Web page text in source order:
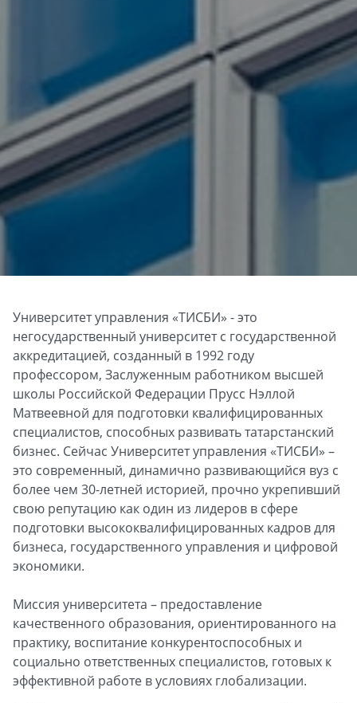
Университет управления «ТИСБИ» - это
негосударственный университет с государственной
аккредитацией, созданный в 1992 году
профессором, Заслуженным работником высшей
школы Российской Федерации Прусс Нэллой
Матвеевной для подготовки квалифицированных
специалистов, способных развивать татарстанский
бизнес. Сейчас Университет управления «ТИСБИ» –
это современный, динамично развивающийся вуз с
более чем 30-летней историей, прочно укрепивший
свою репутацию как один из лидеров в сфере
подготовки высококвалифицированных кадров для
бизнеса, государственного управления и цифровой
экономики.
Миссия университета – предоставление
качественного образования, ориентированного на
практику, воспитание конкурентоспособных и
социально ответственных специалистов, готовых к
эффективной работе в условиях глобализации.